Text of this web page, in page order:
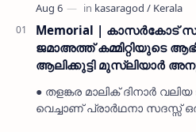
Memorial | കാസർകോട്
ജമാഅത്ത് കമ്മിറ്റിയുടെ
ആലിക്കുട്ടി മുസ്ലിയാർ
● തളങ്കര മാലിക് ദിനാർ
വെച്ചാണ് പ്രാർഥനാ സദസ്സ്